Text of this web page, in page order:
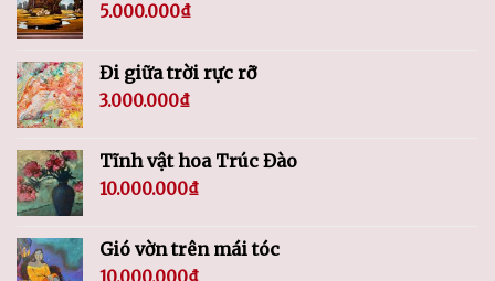
5.000.000₫
Đi giữa trời rực rỡ
3.000.000₫
Tĩnh vật hoa Trúc Đào
10.000.000₫
Gió vờn trên mái tóc